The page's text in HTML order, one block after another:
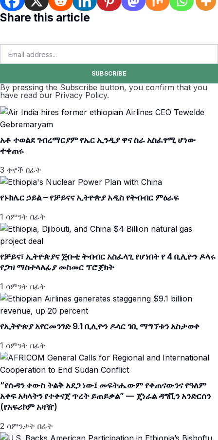
Share this article
SUBSCRIBE
By pressing the Subscribe button, you confirm that you
have read our Privacy Policy.
አቶ ተወልደ ገብረማርያም የኤር ኢንዲያ ዋና ስራ አስፈፃሚ ሆነው
ተቀጠሩ
3 ቀኖች በፊት
የኑክሌር ኃይል – የቻይናና ኢትዮጵያ አዲስ የትብብር ምዕራፍ
1 ሳምንት በፊት
የቻይና፣ ኢትዮጵያና ጅቡቲ ትብብር አስፈላጊ የሆነበት የ 4 ቢሊዮን ዶላሩ
የጋዝ ማስተላለፊያ መስመር ፕሮጀክት
1 ሳምንት በፊት
የኢትዮጵያ አየርመንገድ 9.1 ቢሊዮን ዶላር ገቢ ማግኘቱን አስታወቀ
1 ሳምንት በፊት
“የሱዳን ቀውስ ትልቅ አደጋ ነው፤ መፍትሔውም የቀጠናውንና የዓለም
አቀፍ አካላትን የተቀናጀ ጥረት ይጠይቃል” — ጄነራል ዳግቪን አንድርሰን
(የአፍሪኮም አዛዥ)
2 ሳምንታት በፊት